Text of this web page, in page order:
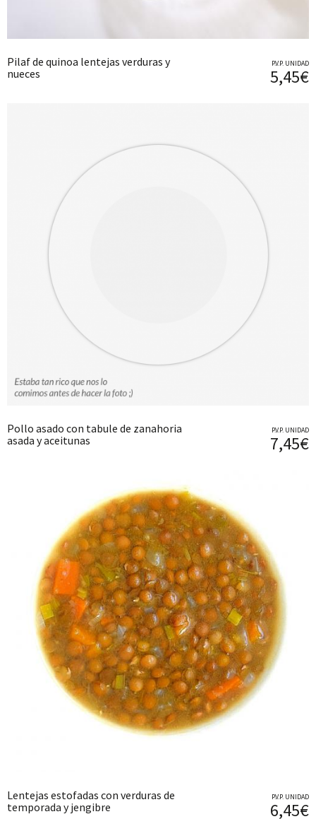
Pilaf de quinoa lentejas verduras y
nueces
P.V.P. UNIDAD
5,45€
Pollo asado con tabule de zanahoria
asada y aceitunas
P.V.P. UNIDAD
7,45€
Lentejas estofadas con verduras de
temporada y jengibre
P.V.P. UNIDAD
6,45€